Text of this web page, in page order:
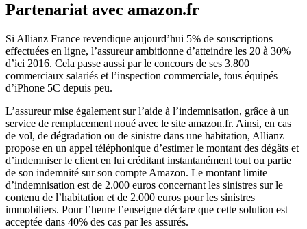
Partenariat avec amazon.fr
Si Allianz France revendique aujourd’hui 5% de souscriptions
effectuées en ligne, l’assureur ambitionne d’atteindre les 20 à 30%
d’ici 2016. Cela passe aussi par le concours de ses 3.800
commerciaux salariés et l’inspection commerciale, tous équipés
d’iPhone 5C depuis peu.
L’assureur mise également sur l’aide à l’indemnisation, grâce à un
service de remplacement noué avec le site amazon.fr. Ainsi, en cas
de vol, de dégradation ou de sinistre dans une habitation, Allianz
propose en un appel téléphonique d’estimer le montant des dégâts et
d’indemniser le client en lui créditant instantanément tout ou partie
de son indemnité sur son compte Amazon. Le montant limite
d’indemnisation est de 2.000 euros concernant les sinistres sur le
contenu de l’habitation et de 2.000 euros pour les sinistres
immobiliers. Pour l’heure l’enseigne déclare que cette solution est
acceptée dans 40% des cas par les assurés.